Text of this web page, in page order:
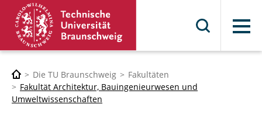
Menü
Die TU Braunschweig
Fakultäten
Fakultät Architektur, Bauingenieurwesen und
Umweltwissenschaften